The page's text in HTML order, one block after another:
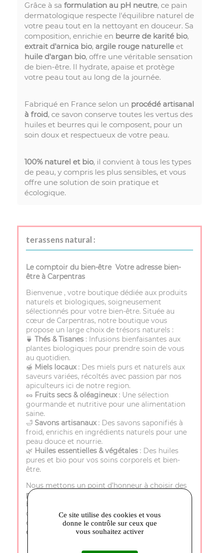
Grâce à sa formulation au pH neutre, ce pain
dermatologique respecte l'équilibre naturel de
votre peau tout en la nettoyant en douceur. Sa
composition, enrichie en beurre de karité bio,
extrait d'arnica bio, argile rouge naturelle et
huile d'argan bio, offre une véritable sensation
de bien-être. Il hydrate, apaise et protège
votre peau tout au long de la journée.
Fabriqué en France selon un procédé artisanal
à froid, ce savon conserve toutes les vertus des
huiles et beurres qui le composent, pour un
soin doux et respectueux de votre peau.
100% naturel et bio, il convient à tous les types
de peau, y compris les plus sensibles, et vous
offre une solution de soin pratique et
écologique.
terassens natural :
Le comptoir du bien-être Votre adresse bien-
être à Carpentras
Bienvenue , votre boutique dédiée aux produits
naturels et biologiques, soigneusement
sélectionnés pour votre bien-être. Située au
cœur de Carpentras, notre boutique vous
propose un large choix de trésors naturels :
🍵 Thés & Tisanes : Infusions bienfaisantes aux
plantes biologiques pour prendre soin de vous
au quotidien.
🍯 Miels locaux: Des miels purs et naturels aux
saveurs variées, récoltés avec passion par nos
apiculteurs ici de notre region.
🥜 Fruits secs & oléagineux: Une sélection
gourmande et nutritive pour une alimentation
saine.
🛁 Savons artisanaux: Des savons saponifiés à
froid, enrichis en ingrédients naturels pour une
peau douce et nourrie.
🌿 Huiles essentielles & végétales : Des huiles
pures et bio pour vos soins corporels et bien-
être.
Nous mettons un point d’honneur à choisir des
produits de qualité
biologique ou de producteurs engagés. Parce
que votre santé et celle de la planète sont
essentielles, nous privilégions des produits
éthiques et authentiques.
📍
Ce site utilise des cookies et vous
donne le contrôle sur ceux que
vous souhaitez activer